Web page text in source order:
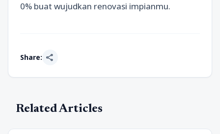
0% buat wujudkan renovasi impianmu.
Share: share
Related Articles